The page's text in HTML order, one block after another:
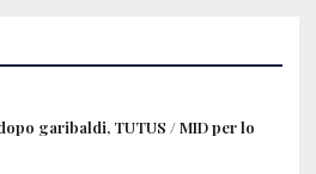
garibaldi, TUTUS / MID per lo